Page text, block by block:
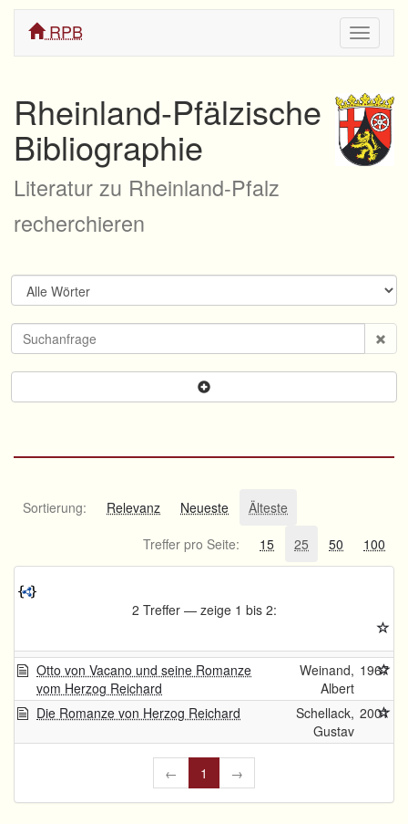
ein/
RPB
Rheinland-Pfälzische
Bibliographie
Literatur zu Rheinland-Pfalz
recherchieren
Sortierung: Relevanz Neueste
Älteste
Treffer pro Seite:
15 25 50 100
2 Treffer — zeige 1 bis 2:
Otto von Vacano und seine Romanze
vom Herzog Reichard
Weinand,
Albert
1967
Die Romanze von Herzog Reichard
Schellack,
Gustav
2001
← 1 →